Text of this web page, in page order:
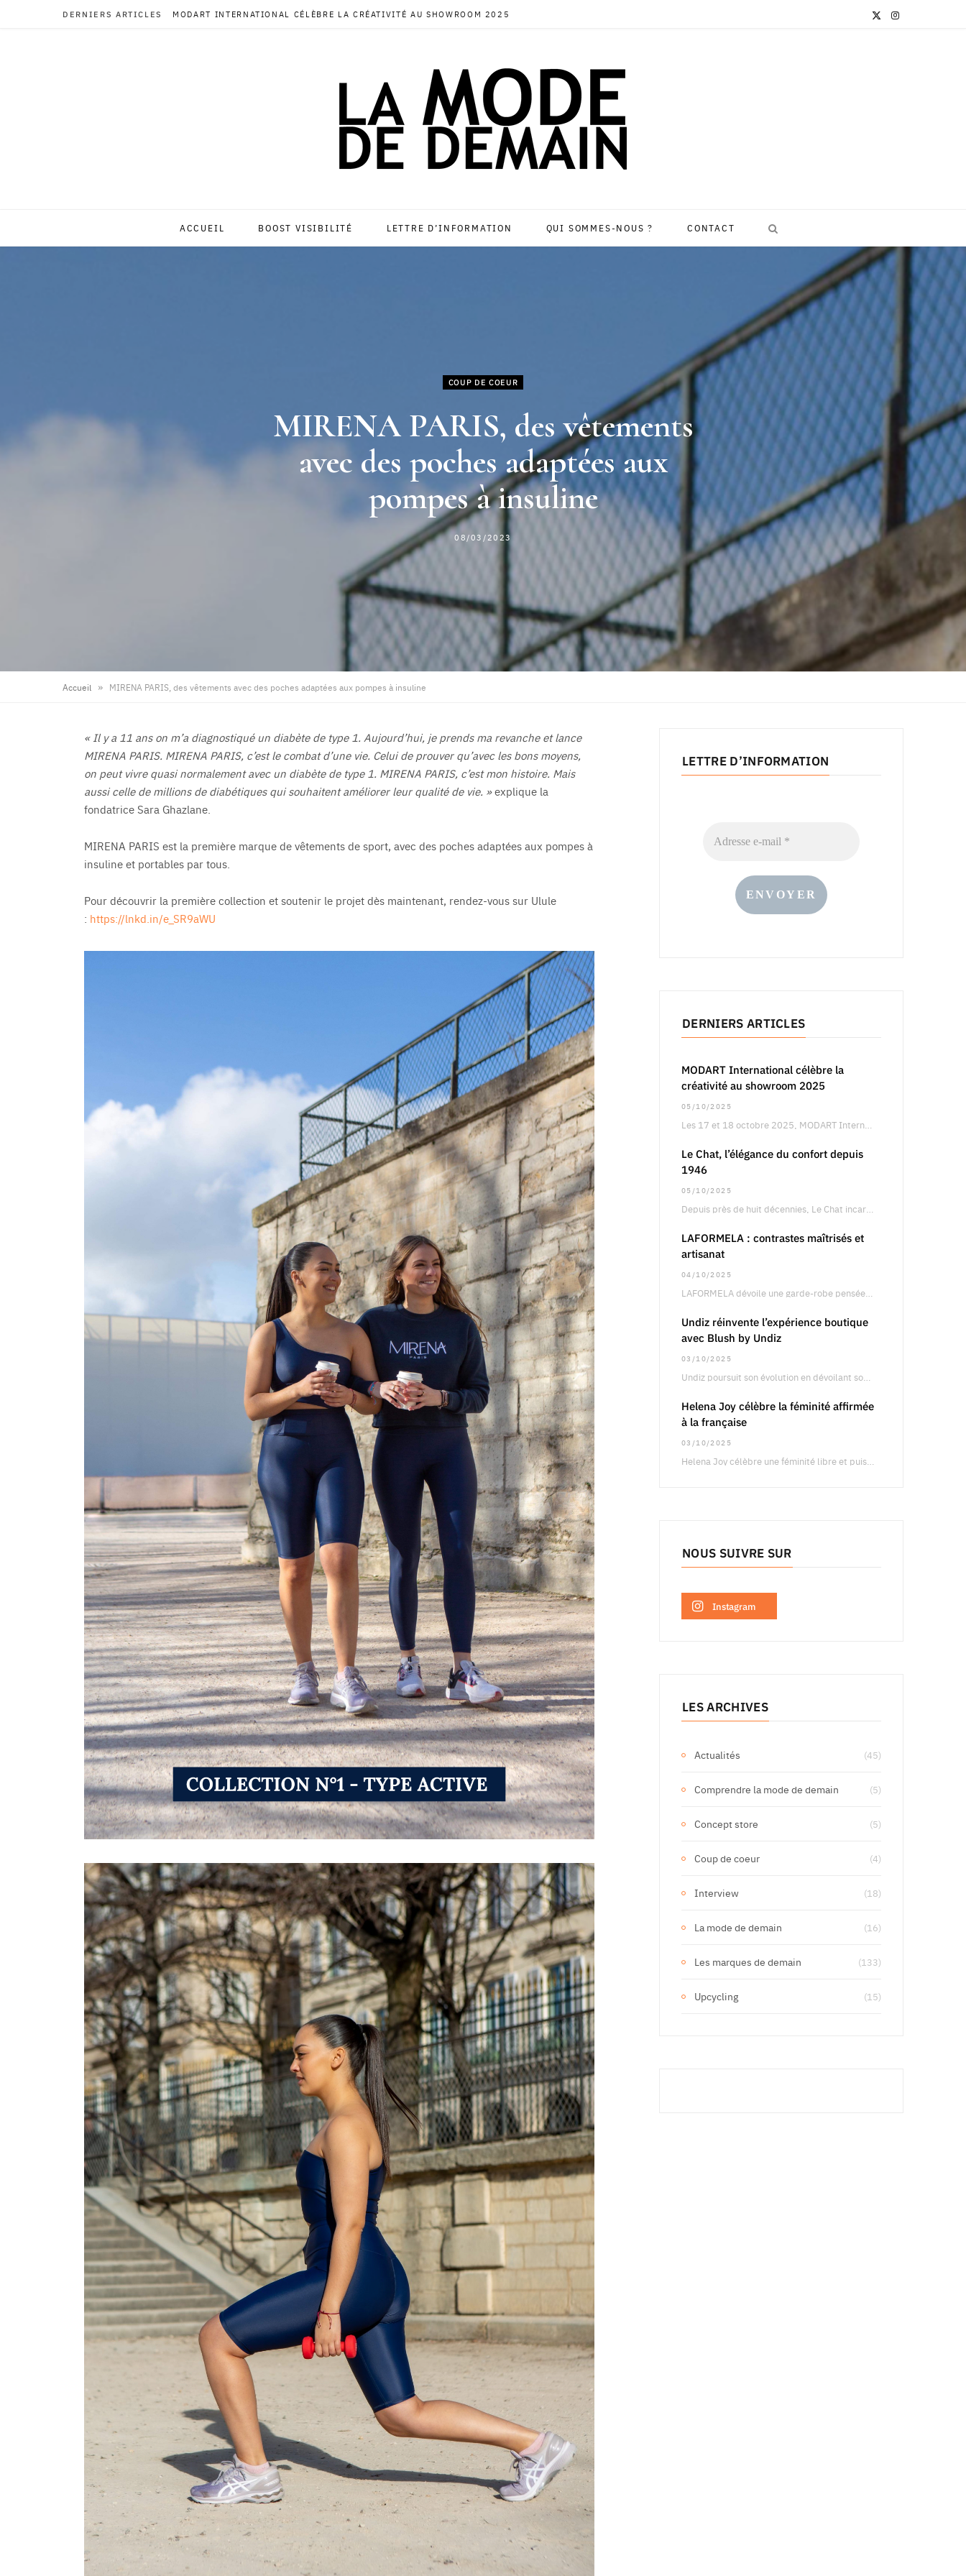
DERNIERS ARTICLES MODART INTERNATIONAL CÉLÈBRE LA CRÉATIVITÉ AU SHOWROOM 2025
r
I
m
ACCUEIL BOOST VISIBILITÉ LETTRE D’INFORMATION QUI SOMMES-NOUS ? CONTACT
COUP DE COEUR
MIRENA PARIS, des vêtements
avec des poches adaptées aux
pompes à insuline
08/03/2023
Accueil » MIRENA PARIS, des vêtements avec des poches adaptées aux pompes à insuline
« Il y a 11 ans on m’a diagnostiqué un diabète de type 1. Aujourd’hui, je prends ma revanche et lance
MIRENA PARIS. MIRENA PARIS, c’est le combat d’une vie. Celui de prouver qu’avec les bons moyens,
on peut vivre quasi normalement avec un diabète de type 1. MIRENA PARIS, c’est mon histoire. Mais
aussi celle de millions de diabétiques qui souhaitent améliorer leur qualité de vie. »explique la
fondatrice Sara Ghazlane.
MIRENA PARIS est la première marque de vêtements de sport, avec des poches adaptées aux pompes à
insuline et portables par tous.
Pour découvrir la première collection et soutenir le projet dès maintenant, rendez-vous sur Ulule
: https://lnkd.in/e_SR9aWU
LETTRE D’INFORMATION
DERNIERS ARTICLES
MODART International célèbre la
créativité au showroom 2025
05/10/2025
Le Chat, l’élégance du confort depuis
1946
05/10/2025
LAFORMELA : contrastes maîtrisés et
artisanat
04/10/2025
Undiz réinvente l’expérience boutique
avec Blush by Undiz
03/10/2025
Helena Joy célèbre la féminité affirmée
à la française
03/10/2025
NOUS SUIVRE SUR
Instagram
LES ARCHIVES
Actualités (45)
Comprendre la mode de demain (5)
Concept store (5)
Coup de coeur (4)
Interview (18)
La mode de demain (16)
Les marques de demain (133)
Upcycling (15)